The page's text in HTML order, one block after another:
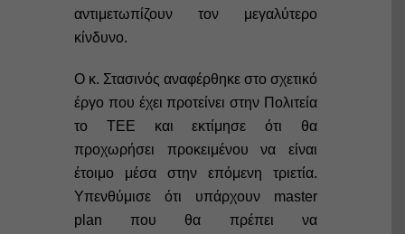
αντιμετωπίζουν τον μεγαλύτερο
κίνδυνο.
Ο κ. Στασινός αναφέρθηκε στο σχετικό
έργο που έχει προτείνει στην Πολιτεία
το ΤΕΕ και εκτίμησε ότι θα
προχωρήσει προκειμένου να είναι
έτοιμο μέσα στην επόμενη τριετία.
Υπενθύμισε ότι υπάρχουν master
plan που θα πρέπει να